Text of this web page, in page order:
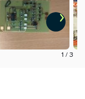
1 / 3